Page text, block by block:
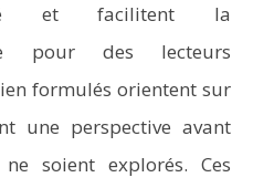
et facilitent la
pour des lecteurs
formulés orientent sur
une perspective avant
soient explorés. Ces